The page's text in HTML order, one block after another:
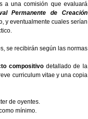
a una comisión que evaluará
Permanente de Creación
y eventualmente cuales serían
se recibirán según las normas
compositivo detallado de la
curriculum vitae y una copia
de oyentes.
mínimo.